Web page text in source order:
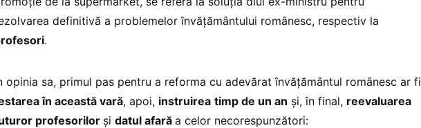
definitivă a problemelor învățământului românesc, respectiv la
.
opinia sa, primul pas pentru a reforma cu adevărat învățământul românesc ar fi
în această vară, apoi, instruirea timp de un an și, în final, reevaluarea
profesorilor și datul afară a celor necorespunzători: